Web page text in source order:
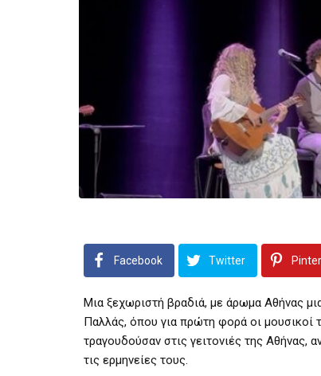
Facebook Twitter
Μια ξεχωριστή βραδιά, με άρωμα Αθήνας
Παλλάς, όπου για πρώτη φορά οι μουσικοί
τραγουδούσαν στις γειτονιές της Αθήνας,
τις ερμηνείες τους.